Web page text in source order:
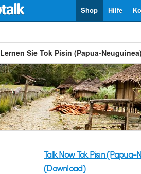
Hilfe
Shop
Lernen Sie Tok Pisin (Papua-Neuguinea)
Talk Now Tok Pisin (Papua-
(Download)